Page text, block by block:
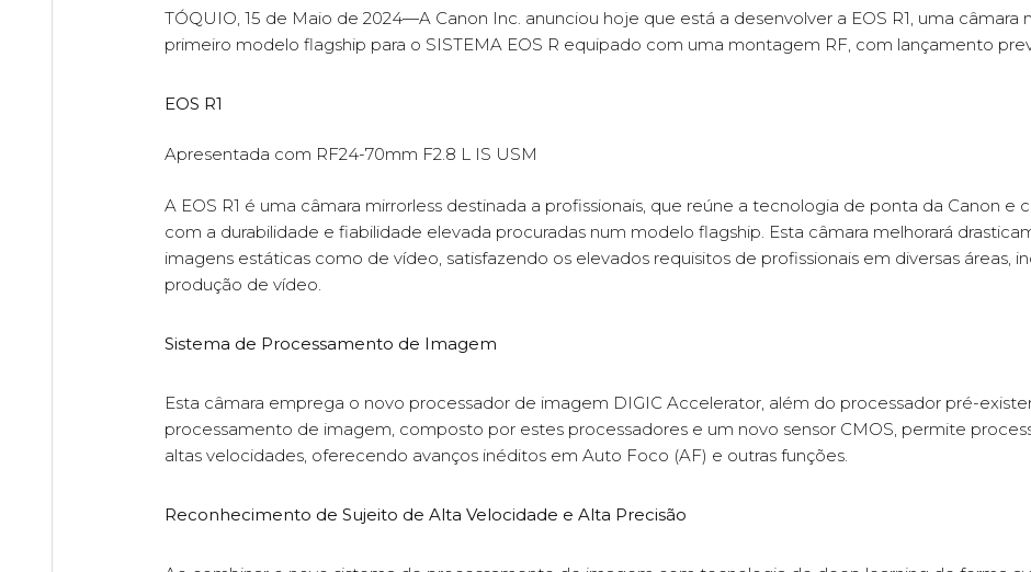
TÓQUIO, 15 de Maio de 2024—A Canon Inc. anunciou hoje que está a desenvolver a EOS R1, uma câmara
primeiro modelo flagship para o SISTEMA EOS R equipado com uma montagem RF, com lançamento
EOS R1
Apresentada com RF24-70mm F2.8 L IS USM
A EOS R1 é uma câmara mirrorless destinada a profissionais, que reúne a tecnologia de ponta da Canon
com a durabilidade e fiabilidade elevada procuradas num modelo flagship. Esta câmara melhorará
imagens estáticas como de vídeo, satisfazendo os elevados requisitos de profissionais em diversas áreas,
produção de vídeo.
Sistema de Processamento de Imagem
Esta câmara emprega o novo processador de imagem DIGIC Accelerator, além do processador pré-
processamento de imagem, composto por estes processadores e um novo sensor CMOS, permite
altas velocidades, oferecendo avanços inéditos em Auto Foco (AF) e outras funções.
Reconhecimento de Sujeito de Alta Velocidade e Alta Precisão